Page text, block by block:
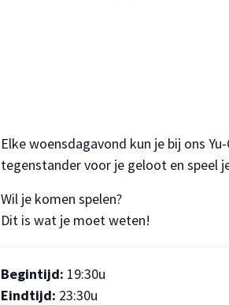
Elke woensdagavond kun je bij ons
tegenstander voor je geloot en speel
Wil je komen spelen?
Dit is wat je moet weten!
Begintijd: 19:30u
Eindtijd: 23:30u